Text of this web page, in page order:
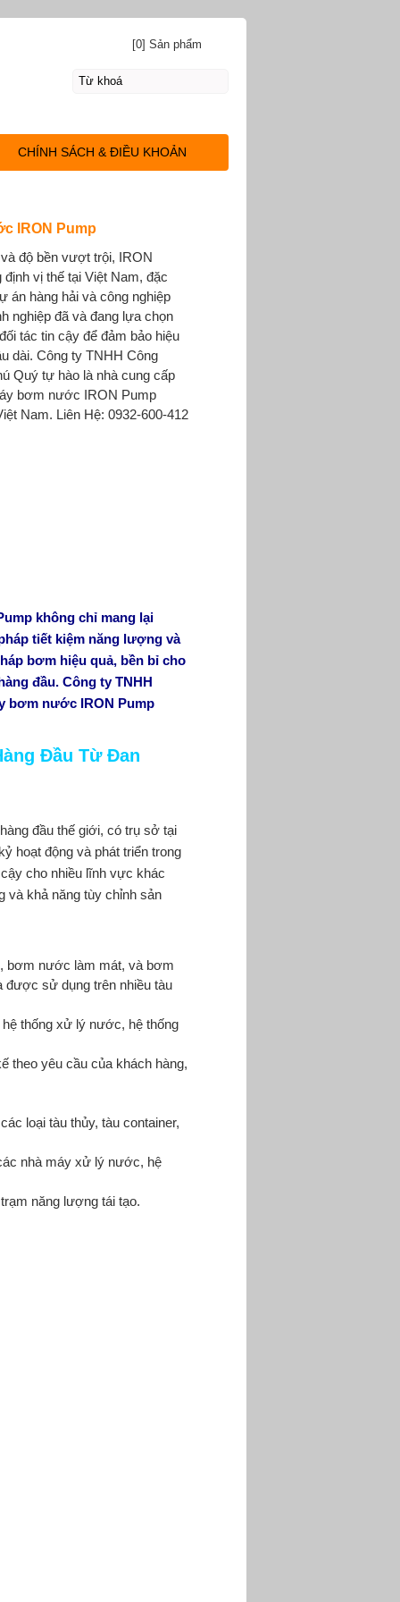
IRON Pump
độ bền vượt trội, IRON
định vị thế tại Việt Nam, đặc
án hàng hải và công nghiệp
nghiệp đã và đang lựa chọn
tác tin cậy để đảm bảo hiệu
dài. Công ty TNHH Công
Quý tự hào là nhà cung cấp
bơm nước IRON Pump
Nam. Liên Hệ: 0932-600-412
không chỉ mang lại
tiết kiệm năng lượng và
bơm hiệu quả, bền bỉ cho
đầu. Công ty TNHH
bơm nước IRON Pump
Đầu Từ Đan
đầu thế giới, có trụ sở tại
hoạt động và phát triển trong
cho nhiều lĩnh vực khác
và khả năng tùy chỉnh sản
bơm nước làm mát, và bơm
được sử dụng trên nhiều tàu
thống xử lý nước, hệ thống
theo yêu cầu của khách hàng,
loại tàu thủy, tàu container,
nhà máy xử lý nước, hệ
năng lượng tái tạo.
[0] Sản phẩm
CHÍNH SÁCH & ĐIỀU KHOẢN